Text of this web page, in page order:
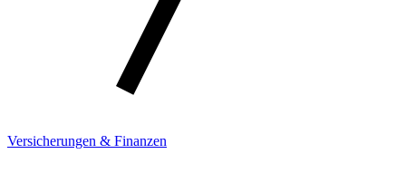
Versicherungen & Finanzen